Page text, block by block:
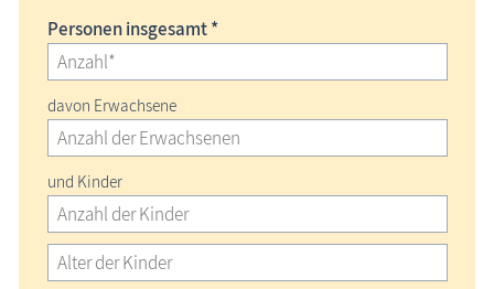
Personen insgesamt *
davon Erwachsene
und Kinder